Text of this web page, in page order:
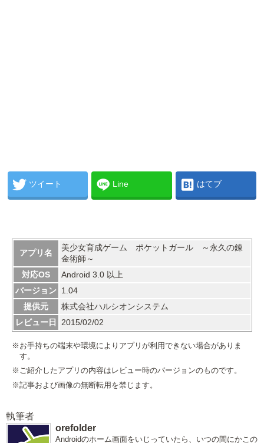
ツイート Line はてブ
アプリ名
美少女育成ゲーム ポケットガール ～永久の錬
金術師～
対応OS
Android 3.0 以上
バージョン
1.04
提供元
株式会社ハルシオンシステム
レビュー日
2015/02/02
※お手持ちの端末や環境によりアプリが利用できない場合がありま
す。
※ご紹介したアプリの内容はレビュー時のバージョンのものです。
※記事および画像の無断転用を禁じます。
執筆者
orefolder
Androidのホーム画面をいじっていたら、いつの間にかこの